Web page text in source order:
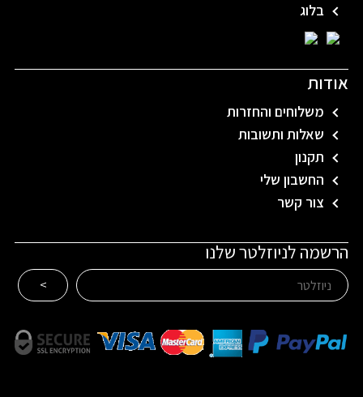
בלוג
אודות
משלוחים והחזרות
שאלות ותשובות
תקנון
החשבון שלי
צור קשר
הרשמה לניוזלטר שלנו